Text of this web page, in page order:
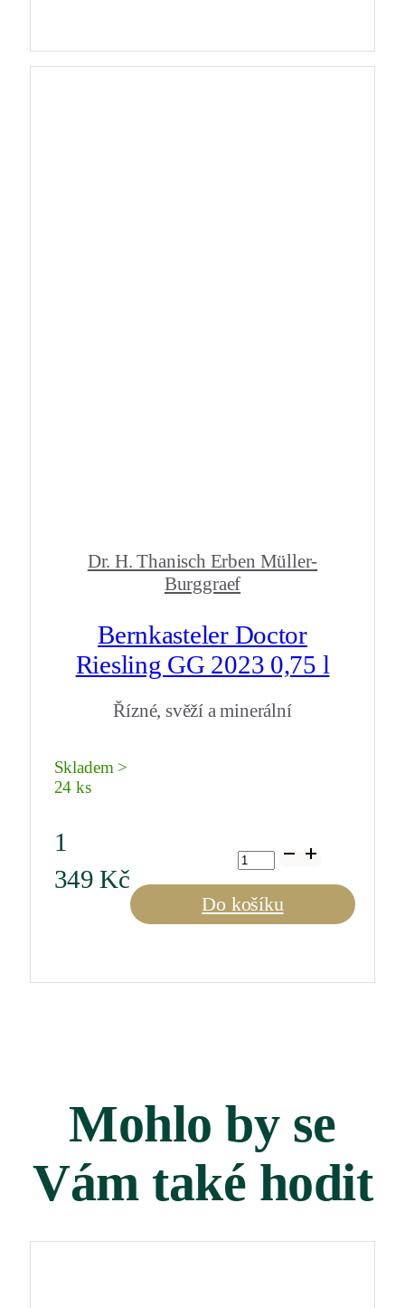
Dr. H. Thanisch Erben Müller-
Burggraef
Bernkasteler Doctor
Riesling GG 2023 0,75 l
Řízné, svěží a minerální
Skladem >
24 ks
1
349Kč
Bernkasteler
Doctor
Riesling
GG
2023
Do košíku
Mohlo by se
Vám také hodit